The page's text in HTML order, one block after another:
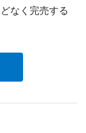
なく完売する